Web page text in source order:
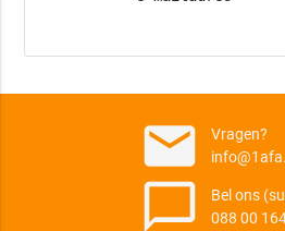
email
Vragen?
chat_bubble_outline
Bel ons
088 00